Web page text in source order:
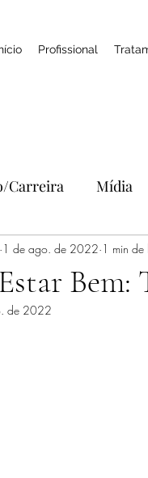
Profissional
Carreira Mídia
Feedbacks
práticas
Bem:
1 de ago. de 2022 1 min de
de 2022